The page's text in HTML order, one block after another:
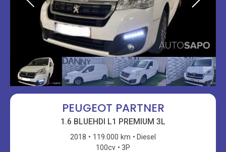
PEUGEOT PARTNER
1.6 BLUEHDI L1 PREMIUM 3L
2018 119.000 km
Diesel
100cv
3P